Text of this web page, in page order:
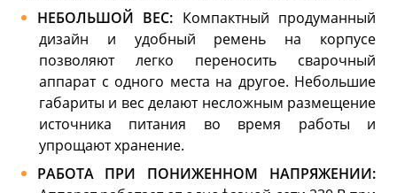
НЕБОЛЬШОЙ ВЕС: Компактный продуманный
дизайн и удобный ремень на корпусе
позволяют легко переносить сварочный
аппарат с одного места на другое. Небольшие
габариты и вес делают несложным размещение
источника питания во время работы и
упрощают хранение.
РАБОТА ПРИ ПОНИЖЕННОМ НАПРЯЖЕНИИ: